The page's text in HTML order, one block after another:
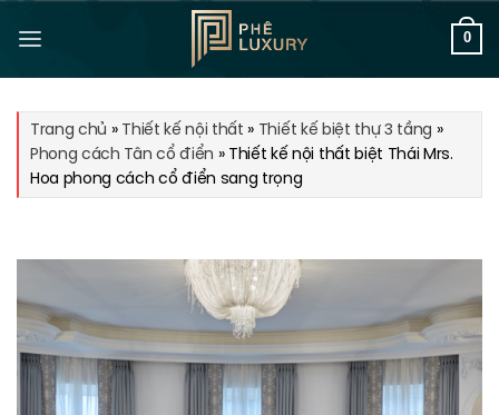
qua
0
Trang chủ »Thiết kế nội thất » Thiết kế biệt thự 3 tầng »
Phong cách Tân cổ điển »Thiết kế nội thất biệt Thái Mrs.
Hoa phong cách cổ điển sang trọng